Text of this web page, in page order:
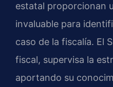
estatal proporcionan
invaluable para
caso de la fiscalía. El
fiscal, supervisa la
aportando su